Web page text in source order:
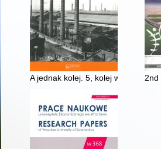
A jednak kolej. 5, kolej wobec 2nd